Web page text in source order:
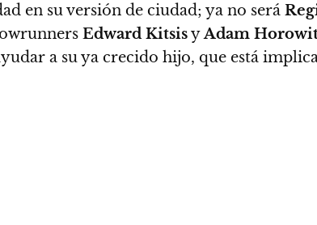
en su versión de ciudad; ya no será
Edward KitsisyAdam
a su ya crecido hijo, que está